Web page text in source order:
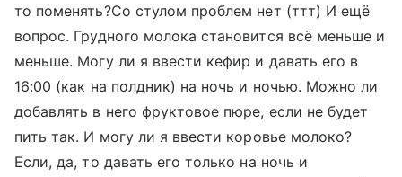
то поменять?Со стулом проблем нет (ттт) И ещё
вопрос. Грудного молока становится всё меньше и
меньше. Могу ли я ввести кефир и давать его в
16:00 (как на полдник) на ночь и ночью. Можно ли
добавлять в него фруктовое пюре, если не будет
пить так. И могу ли я ввести коровье молоко?
Если, да, то давать его только на ночь и